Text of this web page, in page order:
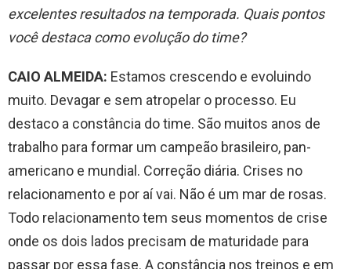
excelentes resultados na temporada. Quais pontos
você destaca como evolução do time?
CAIO ALMEIDA: Estamos crescendo e evoluindo
muito. Devagar e sem atropelar o processo. Eu
destaco a constância do time. São muitos anos de
trabalho para formar um campeão brasileiro, pan-
americano e mundial. Correção diária. Crises no
relacionamento e por aí vai. Não é um mar de rosas.
Todo relacionamento tem seus momentos de crise
onde os dois lados precisam de maturidade para
passar por essa fase. A constância nos treinos e em